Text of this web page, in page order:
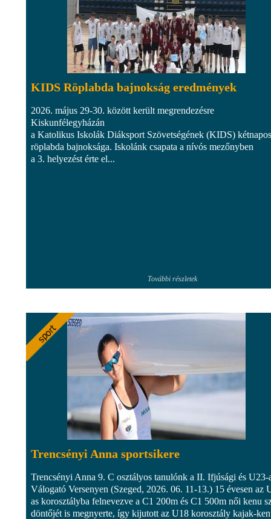
KIDS Röplabda bajnokság eredmények
2026. május 29-30. között került megrendezésre
Kiskunfélegyházán
a Katolikus Iskolák Diáksport Szövetségének (KIDS) kétnapos
röplabda bajnoksága. Iskolánk csapata a nívós mezőnyben
a 3. helyezést érte el...
További részletek
Trencsényi Anna sportsikere
Trencsényi Anna 9. C osztályos tanulónk a II. Ifjúsági és U23-
Válogató Versenyen (Szeged, 2026. 06. 11-13.) 15 évesen az
as korosztályba felnevezve a C1 200m és C1 500m női kenu
döntőjét is megnyerte, így kijutott az U18 korosztály kajak-